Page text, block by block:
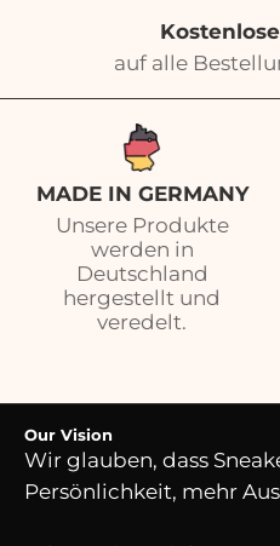
auf alle
MADE IN GERMANY
Unsere Produkte
werden in
Deutschland
hergestellt und
veredelt.
Our Vision
Wir glauben, dass
Persönlichkeit, mehr